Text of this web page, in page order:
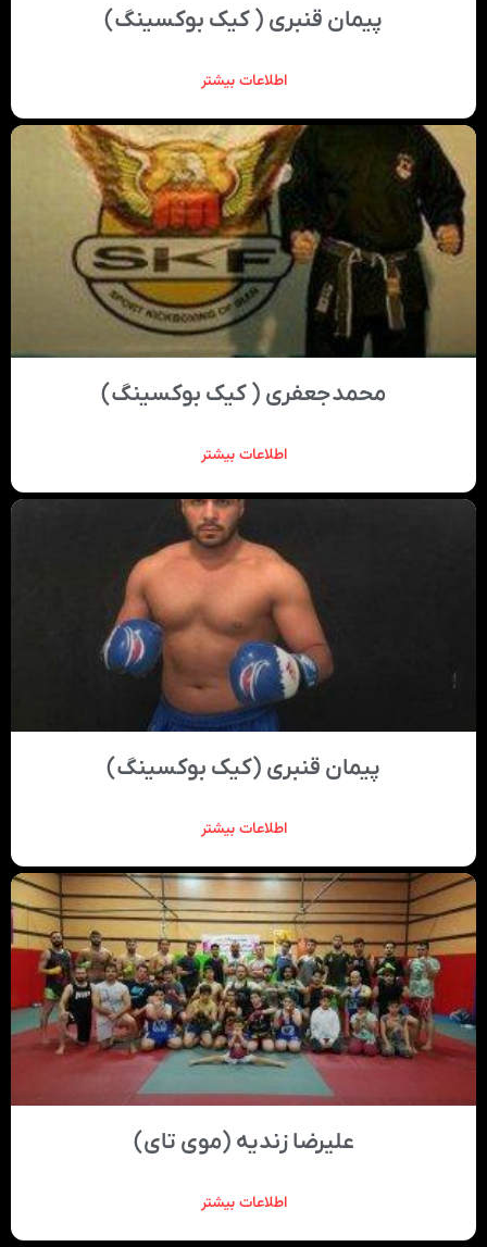
پیمان قنبری ( کیک بوکسینگ)
اطلاعات بیشتر
محمدجعفری ( کیک بوکسینگ)
اطلاعات بیشتر
پیمان قنبری (کیک بوکسینگ)
اطلاعات بیشتر
علیرضا زندیه (موی تای)
اطلاعات بیشتر